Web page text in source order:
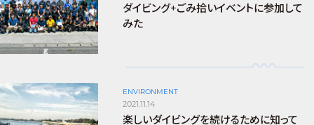
ダイビング+ごみ拾いイベントに参加して
みた
ENVIRONMENT
2021.11.14
楽しいダイビングを続けるために知って